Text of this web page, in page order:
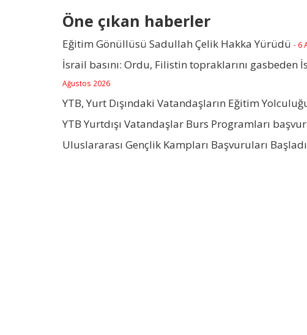
Öne çıkan haberler
Eğitim Gönüllüsü Sadullah Çelik Hakka Yürüdü - 6
İsrail basını: Ordu, Filistin topraklarını gasbeden
Ağustos 2026
YTB, Yurt Dışındaki Vatandaşların Eğitim
YTB Yurtdışı Vatandaşlar Burs Programları
Uluslararası Gençlik Kampları Başvuruları